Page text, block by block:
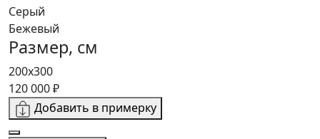
Серый
Бежевый
Размер, см
200x300
120 000 ₽
Добавить в примерку